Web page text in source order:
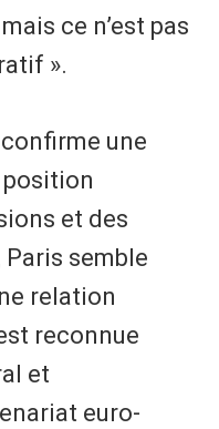
ce n’est pas
».
une
et des
semble
relation
reconnue
et
euro-